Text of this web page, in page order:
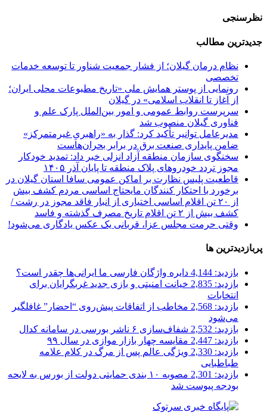
نظرسنجی
جدیدترین مطالب
نظام درمان گیلان؛ از فشار جمعیت شناور تا توسعه خدمات
تخصصی
رونمایی از پوستر همایش ملی «تاریخ مطبوعات محلی ایران؛
از آغاز تا انقلاب اسلامی» در گیلان
سرپرست روابط عمومی و امور بین‌الملل پارک علم و
فناوری گیلان منصوب شد
مدیرعامل توانیر تأکید کرد: گذار به «راهبریِ غیرمتمرکز»
ضامن پایداری صنعت برق در برابر بحران‌هاست
سخنگوی سازمان منطقه آزاد انزلی خبر داد: تمدید خودکار
مجوز تردد خودروهای پلاک منطقه تا پایان آذر ۱۴۰۵
قاطعیت پلیس نظارت بر اماکن عمومی سافا استان گیلان در
برخورد با احتکار کنندگان مایحتاج اساسی مردم کشف بیش
از ۲۰ تن اقلام اساسی اختیاری از انبار فاقد مجوز در رشت /
کشف بیش از ۲ تن اقلام تاریخ مصرف گذشته و فاسد
وقتی حرمت مجلس عزا، قربانی یک عکس یادگاری می‌شود!
پربازدیدترین ها
بازدید: 4,144
دایره واژگان فارسی ما ایرانی‌ها چقدر است؟
بازدید: 2,835
خیانت امنیتی و بازی جدید غربگرایان برای
انتخابات
بازدید: 2,568
مخاطب از اتفاقات پیش‌روی “احضار” غافلگیر
می‌شود
بازدید: 2,532
شفاف‌سازی ۶ ناشر بورسی در سامانه کدال
بازدید: 2,447
مقایسه چهار بازار موازی در سال ۹۹
بازدید: 2,330
ویژگی عالم پس از مرگ در کلام علامه
طباطبایی
بازدید: 2,301
مصوبه ۱۰ بندی حمایتی دولت از بورس به لایحه
بودجه پیوست شد